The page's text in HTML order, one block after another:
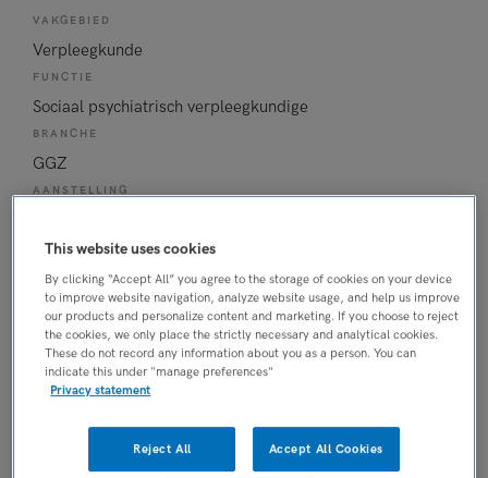
VAKGEBIED
Verpleegkunde
FUNCTIE
Sociaal psychiatrisch verpleegkundige
BRANCHE
GGZ
AANSTELLING
PLAATSINGSDATUM
8 mei 2026
NIVEAU
HBO
ERVARING
Starter
This website uses cookies
By clicking “Accept All” you agree to the storage of cookies on your device
to improve website navigation, analyze website usage, and help us improve
our products and personalize content and marketing. If you choose to reject
the cookies, we only place the strictly necessary and analytical cookies.
These do not record any information about you as a person. You can
indicate this under "manage preferences"
Privacy statement
Reject All Accept All Cookies